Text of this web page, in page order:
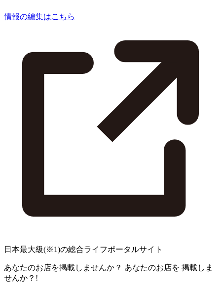
情報の編集はこちら
日本最大級(※1)の総合ライフポータルサイト
あなたのお店を掲載しませんか？ あなたのお店を 掲載しま
せんか？!